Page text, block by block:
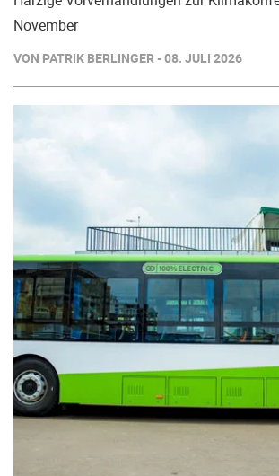
November
VON PATRIK BERLINGER - 08. JULI 2026